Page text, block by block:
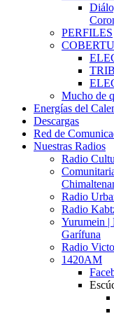
PERFILES
Mucho de
Energías del
Descargas
Red de
Nuestras Radios
Radio
Radio
Radio
Yurumein |
Garífuna
Radio
1420AM